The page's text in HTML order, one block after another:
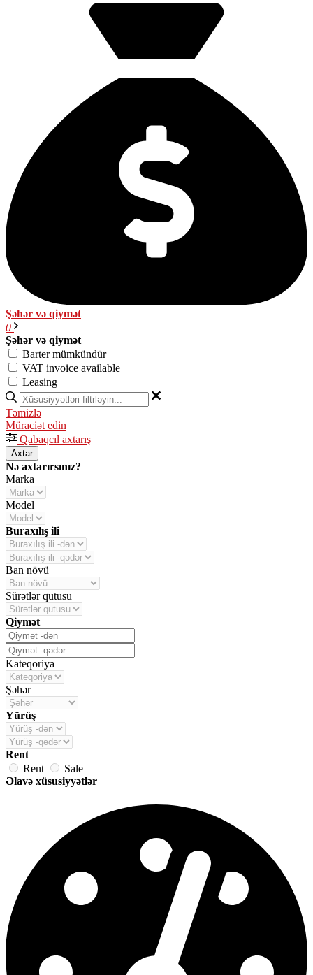
Şəhər və qiymət
0
Şəhər və qiymət
Barter mümkündür
VAT invoice available
Leasing
Təmizlə
Müraciət edin
Qabaqcıl axtarış
Axtar
Nə axtarırsınız?
Marka
Model
Buraxılış ili
Ban növü
Sürətlər qutusu
Qiymət
Kateqoriya
Şəhər
Yürüş
Rent
Rent
Sale
Əlavə xüsusiyyətlər